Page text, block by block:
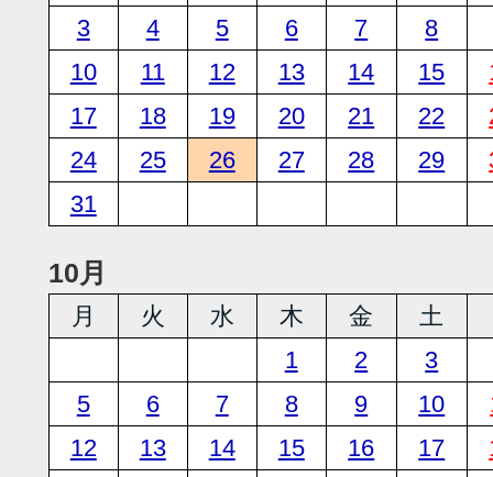
3
4 5 6 7
8
10
11 12 13 14 15
17
18 19 20 21 22
24
25 26 27 28 29
31
10月
月 火 水 木 金 土
1
2
3
5
6 7 8 9 10
12
13 14 15 16 17